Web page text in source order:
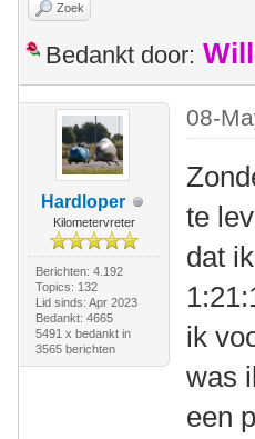
Zoek
Bedankt door:
Hardloper
Kilometervreter
Berichten: 4.192
Topics: 132
Lid sinds: Apr 2023
Bedankt: 4665
5491 x bedankt in
3565 berichten
08-
te
dat
ik
was
een